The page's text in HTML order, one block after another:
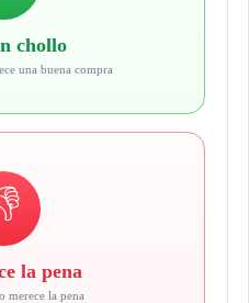
chollo
una buena compra
la pena
merece la pena